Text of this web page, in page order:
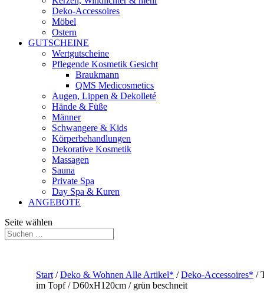
Deko-Accessoires
Möbel
Ostern
GUTSCHEINE
Wertgutscheine
Pflegende Kosmetik Gesicht
Braukmann
QMS Medicosmetics
Augen, Lippen & Dekolleté
Hände & Füße
Männer
Schwangere & Kids
Körperbehandlungen
Dekorative Kosmetik
Massagen
Sauna
Private Spa
Day Spa & Kuren
ANGEBOTE
Seite wählen
Start /Deko & Wohnen Alle Artikel* /Deko-Accessoires* /
im Topf / D60xH120cm / grün beschneit